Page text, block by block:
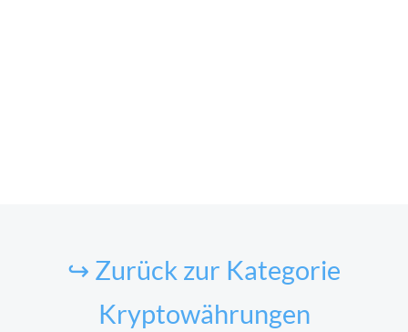
↪ Zurück zur Kategorie
Kryptowährungen